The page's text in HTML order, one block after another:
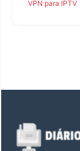
VPN para IPTV